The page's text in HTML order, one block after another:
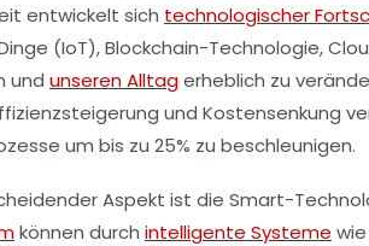
entwickelt sich technologischer
(IoT),Blockchain-Technologie,
und unseren Alltagerheblich zu
und Kostensenkung
um bis zu 25% zu beschleunigen.
Aspekt ist die Smart-
können durch intelligente Systeme